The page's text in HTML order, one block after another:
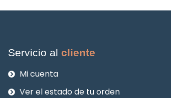
Servicio alcliente
Mi cuenta
Ver el estado de tu orden